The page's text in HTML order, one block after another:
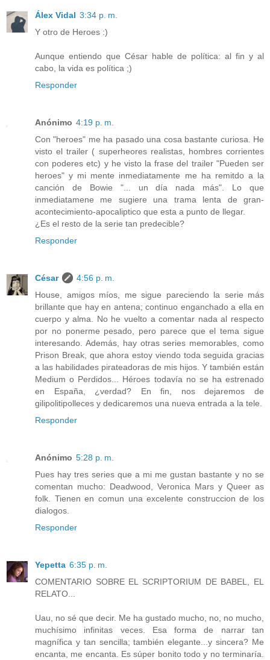
Álex Vidal 3:34 p. m.
Y otro de Heroes :)
Aunque entiendo que César hable de política: al fin y al
cabo, la vida es política ;)
Responder
Anónimo 4:19 p. m.
Con "heroes" me ha pasado una cosa bastante curiosa. He
visto el trailer ( superheores realistas, hombres corrientes
con poderes etc) y he visto la frase del trailer "Pueden ser
heroes" y mi mente inmediatamente me ha remitdo a la
canción de Bowie "... un día nada más". Lo que
inmediatamene me sugiere una trama lenta de gran-
acontecimiento-apocaliptico que esta a punto de llegar.
¿Es el resto de la serie tan predecible?
Responder
César
4:56 p. m.
House, amigos míos, me sigue pareciendo la serie más
brillante que hay en antena; continuo enganchado a ella en
cuerpo y alma. No he vuelto a comentar nada al respecto
por no ponerme pesado, pero parece que el tema sigue
interesando. Además, hay otras series memorables, como
Prison Break, que ahora estoy viendo toda seguida gracias
a las habilidades pirateadoras de mis hijos. Y también están
Medium o Perdidos... Héroes todavía no se ha estrenado
en España, ¿verdad? En fin, nos dejaremos de
gilipolitipolleces y dedicaremos una nueva entrada a la tele.
Responder
Anónimo 5:28 p. m.
Pues hay tres series que a mi me gustan bastante y no se
comentan mucho: Deadwood, Veronica Mars y Queer as
folk. Tienen en comun una excelente construccion de los
dialogos.
Responder
Yepetta 6:35 p. m.
COMENTARIO SOBRE EL SCRIPTORIUM DE BABEL, EL
RELATO...
Uau, no sé que decir. Me ha gustado mucho, no, no mucho,
muchísimo infinitas veces. Esa forma de narrar tan
magnífica y tan sencilla; también elegante...y sincera? Me
encanta, me encanta. Es súper bonito todo y no terminaría.